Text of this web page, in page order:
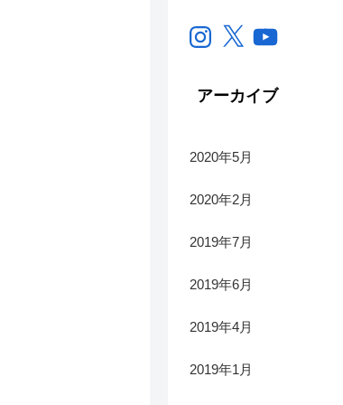
Instagram
X YouTube
アーカイブ
2020年5月
2020年2月
2019年7月
2019年6月
2019年4月
2019年1月